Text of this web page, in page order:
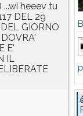
heeev tu
DEL 29
GIORNO
E'
IL